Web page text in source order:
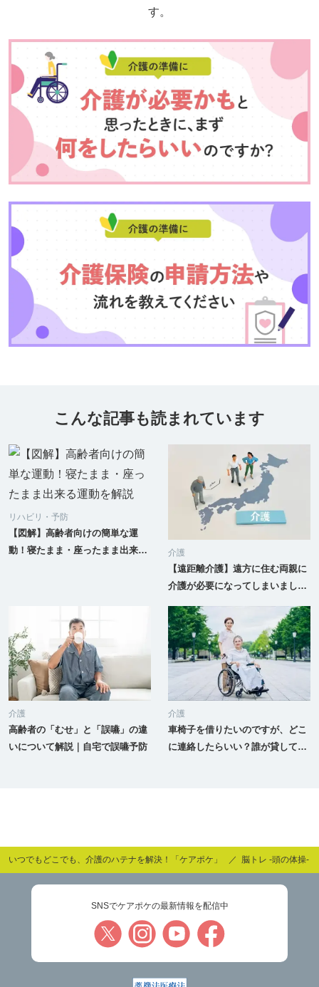
す。
こんな記事も読まれています
リハビリ・予防
【図解】高齢者向けの簡単な運
動！寝たまま・座ったまま出来る
介護
【遠距離介護】遠方に住む両親に
介護が必要になってしまいまし
がどうしたらいいでしょうか？
介護
高齢者の「むせ」と「誤嚥」の違
いについて解説｜自宅で誤嚥予防
介護
車椅子を借りたいのですが、どこ
に連絡したらいい？誰が貸してく
いつでもどこでも、介護のハテナを解決！「ケアポケ」 脳トレ -頭の体操-
SNSでケアポケの最新情報を配信中